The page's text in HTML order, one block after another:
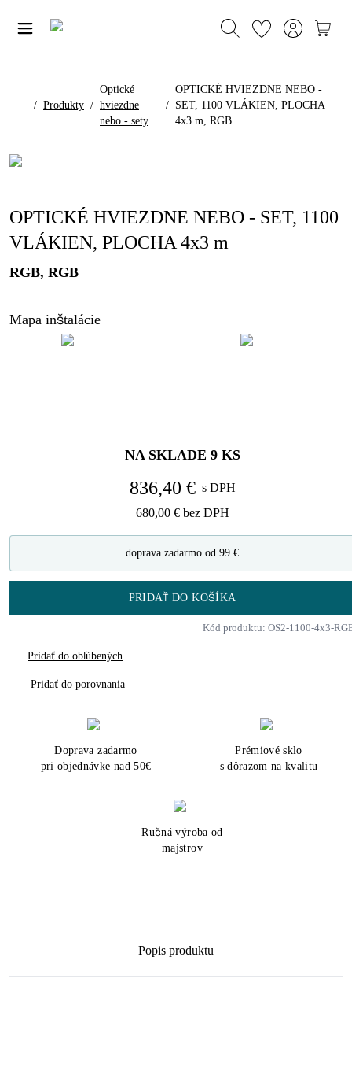
/ Produkty /
Optické
hviezdne
nebo - sety
/
OPTICKÉ HVIEZDNE NEBO -
SET, 1100 VLÁKIEN, PLOCHA
4x3 m, RGB
OPTICKÉ HVIEZDNE NEBO - SET, 1100
VLÁKIEN, PLOCHA 4x3 m
RGB, RGB
Mapa inštalácie
NA SKLADE 9 KS
836,40 € s DPH
680,00 € bez DPH
doprava zadarmo od 99 €
PRIDAŤ DO KOŠÍKA
Kód produktu: OS2-1100-4x3-
Pridať do obľúbených
Pridať do porovnania
Doprava zadarmo
pri objednávke nad 50€
Prémiové sklo
s dôrazom na kvalitu
Ručná výroba od
majstrov
Popis produktu